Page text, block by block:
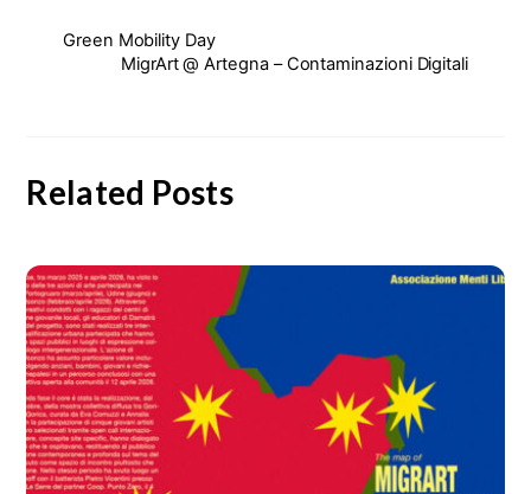
Green Mobility Day
MigrArt @ Artegna – Contaminazioni Digitali
Related Posts